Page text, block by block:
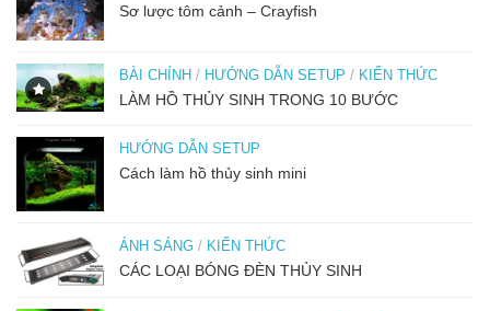
Sơ lược tôm cảnh – Crayfish
BÀI CHÍNH / HƯỚNG DẪN SETUP / KIẾN THỨC
LÀM HỒ THỦY SINH TRONG 10 BƯỚC
HƯỚNG DẪN SETUP
Cách làm hồ thủy sinh mini
ÁNH SÁNG / KIẾN THỨC
CÁC LOẠI BÓNG ĐÈN THỦY SINH